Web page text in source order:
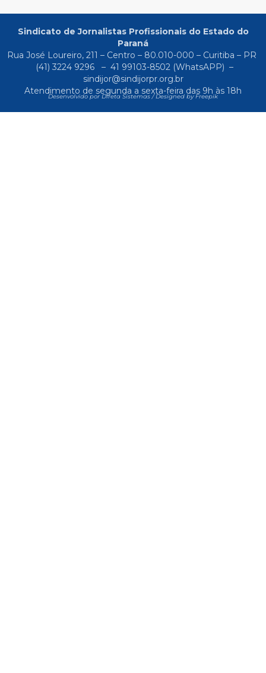
Sindicato de Jornalistas Profissionais do Estado do
Paraná
Rua José Loureiro, 211 – Centro – 80.010-000 – Curitiba – PR
(41) 3224 9296
– 41 99103-8502(WhatsAPP) –
sindijor@sindijorpr.org.br
Atendimento de segunda a sexta-feira das 9h às 18h
Desenvolvido por Direta Sistemas /Designed by Freepik